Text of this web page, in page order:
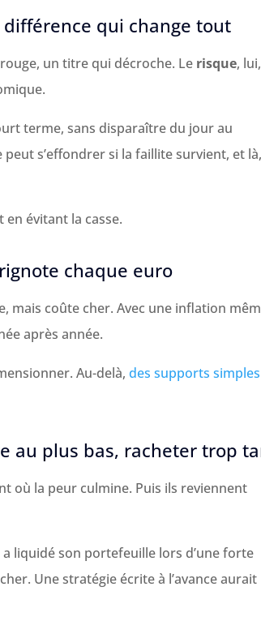
qui change tout
un titre qui décroche. Le risque,
terme, sans disparaître du jour au
s’effondrer si la faillite survient, et
évitant la casse.
chaque euro
mais coûte cher. Avec une inflation
après année.
Au-delà, des supports
au plus bas, racheter trop
où la peur culmine. Puis ils reviennent
liquidé son portefeuille lors d’une forte
Une stratégie écrite à l’avance aurait